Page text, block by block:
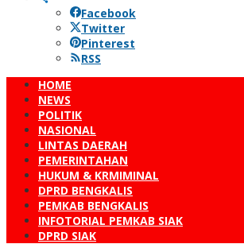
Facebook
Twitter
Pinterest
RSS
HOME
NEWS
POLITIK
NASIONAL
LINTAS DAERAH
PEMERINTAHAN
HUKUM & KRMIMINAL
DPRD BENGKALIS
PEMKAB BENGKALIS
INFOTORIAL PEMKAB SIAK
DPRD SIAK